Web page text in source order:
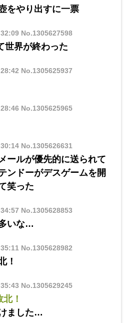
をやり出すに一票
No.1305627598
世界が終わった
No.1305625937
No.1305625965
No.1305626631
ールが優先的に送られて
ンドーがデスゲームを開
笑った
No.1305628853
いな…
No.1305628982
！
No.1305629245
！
ました…